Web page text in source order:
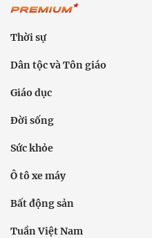
Thời sự
Dân tộc và Tôn giáo
Giáo dục
Đời sống
Sức khỏe
Ô tô xe máy
Bất động sản
Tuần Việt Nam